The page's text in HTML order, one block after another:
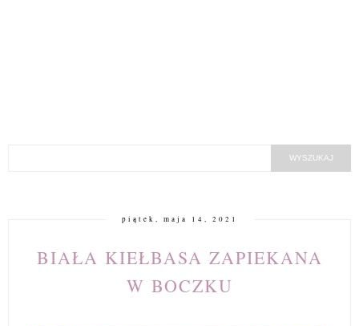
piątek, maja 14, 2021
BIAŁA KIEŁBASA ZAPIEKANA
W BOCZKU